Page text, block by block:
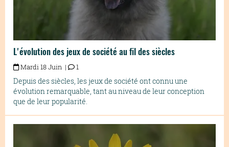
L'évolution des jeux de société au fil des siècles
Mardi 18 Juin | 1
Depuis des siècles, les jeux de société ont connu une
évolution remarquable, tant au niveau de leur conception
que de leur popularité.